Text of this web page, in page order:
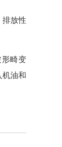
排放性
畸变
油和